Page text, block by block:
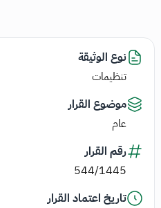
نوع الوثيقة
تنظيمات
موضوع القرار
عام
رقم القرار
544/1445
تاريخ اعتماد القرار